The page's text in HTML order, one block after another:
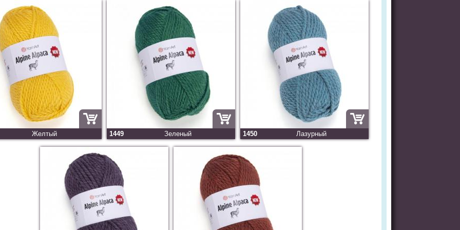
Желтый 1449 Зеленый 1450 Лазурный